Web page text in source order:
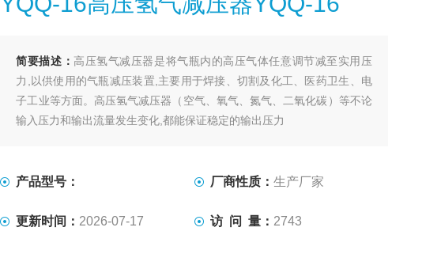
简要描述： 高压氢气减压器是将气瓶内的高压气体任意调节减至实用压
力,以供使用的气瓶减压装置,主要用于焊接、切割及化工、医药卫生、电
子工业等方面。高压氢气减压器（空气、氧气、氮气、二氧化碳）等不论
输入压力和输出流量发生变化,都能保证稳定的输出压力
产品型号： 厂商性质： 生产厂家
更新时间： 2026-07-17 访 问 量： 2743